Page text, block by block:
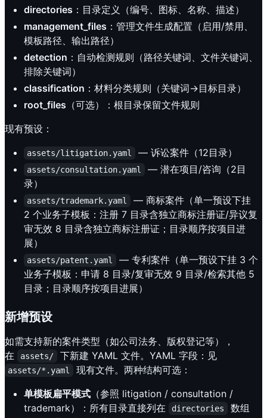
directories ：目录定义（编号、图标、名称、描述）
management_files ：管理文件生成配置（启用/禁用、
模板路径、输出路径）
detection ：自动检测规则（路径关键词、文件关键词、
排除关键词）
classification ：材料分类规则（关键词→目标目录）
root_files （可选）：根目录保留文件规则
现有预设：
assets/litigation.yaml — 诉讼案件（12目录）
assets/consultation.yaml
— 潜在项目/咨询（2目
录）
assets/trademark.yaml
— 商标案件（单一预设下挂
2 个业务子模板：注册 7 目录含独立商标注册证/异议复
审无效 8 目录含独立商标注册证；目录顺序按项目进
展）
assets/patent.yaml
— 专利案件（单一预设下挂 3 个
业务子模板：申请 8 目录/复审无效 9 目录/检索其他 5
目录；目录顺序按项目进展）
新增预设
如需支持新的案件类型（如公司法务、版权登记等），
在
assets/ 下新建 YAML 文件。YAML 字段：见
assets/*.yaml
现有文件。两种结构可选：
单模板扁平模式 （参照 litigation / consultation /
trademark）：所有目录直接列在
directories
数组